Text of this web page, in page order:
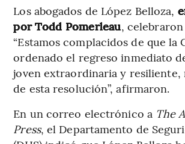
Los abogados de López Belloza,
por Todd Pomerleau,
“Estamos complacidos de que la
ordenado el regreso inmediato
joven extraordinaria y resiliente,
de esta resolución”, afirmaron.
En un correo electrónico a The
Press, el Departamento de